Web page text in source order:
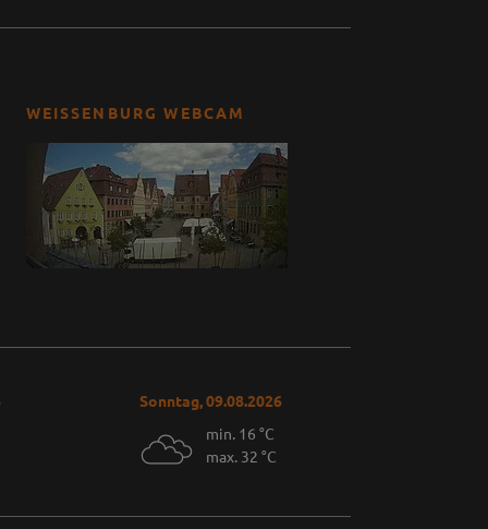
WEISSENBURG WEBCAM
Sonntag, 09.08.2026
min. 16 °C
max. 32 °C